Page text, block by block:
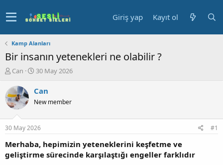
Giriş yap Kayıt ol
Kamp Alanları
Bir insanın yetenekleri ne olabilir ?
K
n
u
y
b
a
ş
a
Can
B
ş
a
g
ı
ç
a
30 May 2026
Can
New member
30 May 2026 #1
Merhaba, hepimizin yeteneklerini keşfetme ve
geliştirme sürecinde karşılaştığı engeller farklıdır